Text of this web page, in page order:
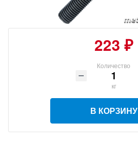
223 ₽
Количество
кг
В КОРЗИНУ